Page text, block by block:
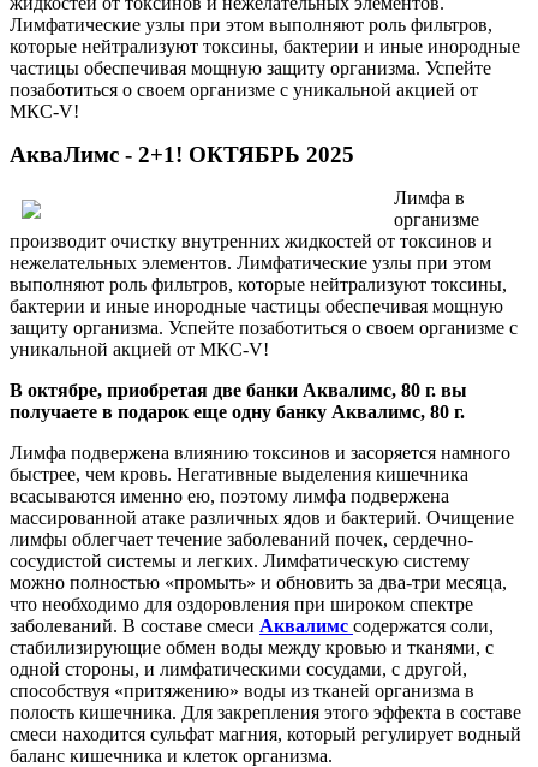
Лимфатические узлы при этом выполняют роль фильтров,
которые нейтрализуют токсины, бактерии и иные инородные
частицы обеспечивая мощную защиту организма. Успейте
позаботиться о своем организме с уникальной акцией от
МКС-V!
АкваЛимс - 2+1! ОКТЯБРЬ 2025
Лимфа в
организме
производит очистку внутренних жидкостей от токсинов и
нежелательных элементов. Лимфатические узлы при этом
выполняют роль фильтров, которые нейтрализуют токсины,
бактерии и иные инородные частицы обеспечивая мощную
защиту организма. Успейте позаботиться о своем организме с
уникальной акцией от МКС-V!
В октябре, приобретая две банки Аквалимс, 80 г. вы
получаете в подарок еще одну банку Аквалимс, 80 г.
Лимфа подвержена влиянию токсинов и засоряется намного
быстрее, чем кровь. Негативные выделения кишечника
всасываются именно ею, поэтому лимфа подвержена
массированной атаке различных ядов и бактерий. Очищение
лимфы облегчает течение заболеваний почек, сердечно-
сосудистой системы и легких. Лимфатическую систему
можно полностью «промыть» и обновить за два-три месяца,
что необходимо для оздоровления при широком спектре
заболеваний. В составе смеси Аквалимс содержатся соли,
стабилизирующие обмен воды между кровью и тканями, с
одной стороны, и лимфатическими сосудами, с другой,
способствуя «притяжению» воды из тканей организма в
полость кишечника. Для закрепления этого эффекта в составе
смеси находится сульфат магния, который регулирует водный
баланс кишечника и клеток организма.